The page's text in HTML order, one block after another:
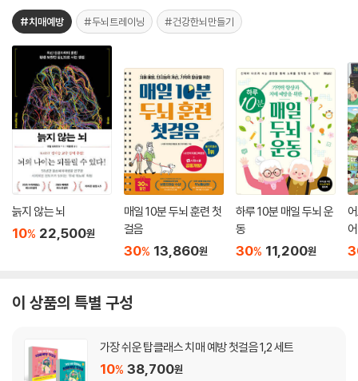
#치매예방 #두뇌트레이닝 #건강한뇌만들기
늙지 않는 뇌
10% 22,500원
매일 10분 두뇌 훈련 첫
걸음
30% 13,860원
하루 10분 매일 두뇌 운
동
30% 11,200원
이 상품의 특별 구성
가장 쉬운 탑클래스 치매 예방 첫걸음 1,2 세트
10% 38,700원